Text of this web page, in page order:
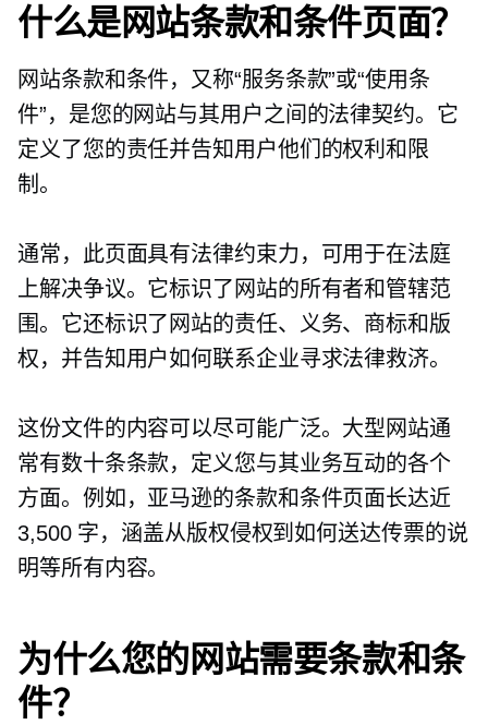
什么是网站条款和条件页面？
网站条款和条件，又称“服务条款”或“使用条
件”，是您的网站与其用户之间的法律契约。它
定义了您的责任并告知用户他们的权利和限
制。
通常，此页面具有法律约束力，可用于在法庭
上解决争议。它标识了网站的所有者和管辖范
围。它还标识了网站的责任、义务、商标和版
权，并告知用户如何联系企业寻求法律救济。
这份文件的内容可以尽可能广泛。大型网站通
常有数十条条款，定义您与其业务互动的各个
方面。例如，亚马逊的条款和条件页面长达近
3,500 字，涵盖从版权侵权到如何送达传票的说
明等所有内容。
为什么您的网站需要条款和条
件？